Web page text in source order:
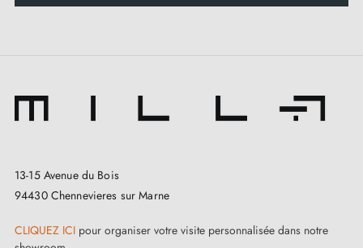
13-15 Avenue du Bois
94430 Chennevieres sur Marne
CLIQUEZ ICI pour organiser votre visite personnalisée dans notre